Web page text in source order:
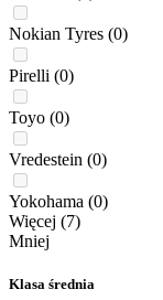
Nokian Tyres (0)
Pirelli (0)
Toyo (0)
Vredestein (0)
Yokohama (0)
Więcej (7)
Mniej
Klasa średnia